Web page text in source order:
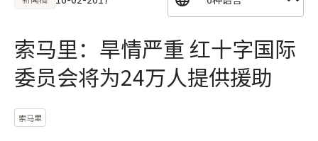
索马里：旱情严重 红十字国际
委员会将为24万人提供援助
索马里